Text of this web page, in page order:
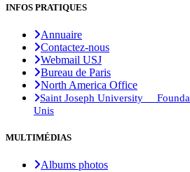
INFOS PRATIQUES
Annuaire
Contactez-nous
Webmail USJ
Bureau de Paris
North America Office
Saint Joseph University
Unis
MULTIMÉDIAS
Albums photos